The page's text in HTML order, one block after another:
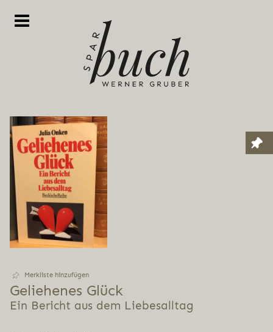
Merkliste hinzufügen
Gelie­he­nes Glück
Ein Bericht aus dem Liebesalltag